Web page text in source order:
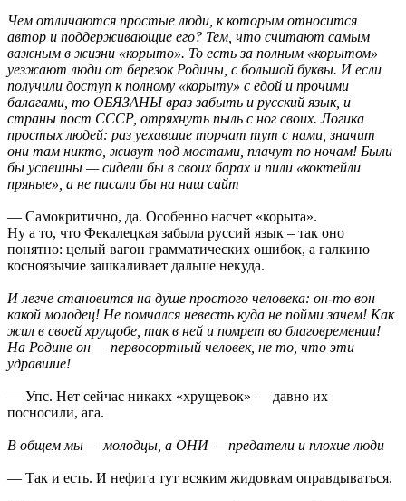
Чем отличаются простые люди, к которым относится
автор и поддерживающие его? Тем, что считают самым
важным в жизни «корыто». То есть за полным «корытом»
уезжают люди от березок Родины, с большой буквы. И если
получили доступ к полному «корыту» с едой и прочими
балагами, то ОБЯЗАНЫ враз забыть и русский язык, и
страны пост СССР, отряхнуть пыль с ног своих. Логика
простых людей: раз уехавшие торчат тут с нами, значит
они там никто, живут под мостами, плачут по ночам! Были
бы успешны — сидели бы в своих барах и пили «коктейли
пряные», а не писали бы на наш сайт
— Самокритично, да. Особенно насчет «корыта».
Ну а то, что Фекалецкая забыла руссий язык – так оно
понятно: целый вагон грамматических ошибок, а галкино
косноязычие зашкаливает дальше некуда.
И легче становится на душе простого человека: он-то вон
какой молодец! Не помчался невесть куда не пойми зачем! Как
жил в своей хрущобе, так в ней и помрет во благовремении!
На Родине он — первосортный человек, не то, что эти
удравшие!
— Упс. Нет сейчас никакх «хрущевок» — давно их
посносили, ага.
В общем мы — молодцы, а ОНИ — предатели и плохие люди
— Так и есть. И нефига тут всяким жидовкам оправдываться.